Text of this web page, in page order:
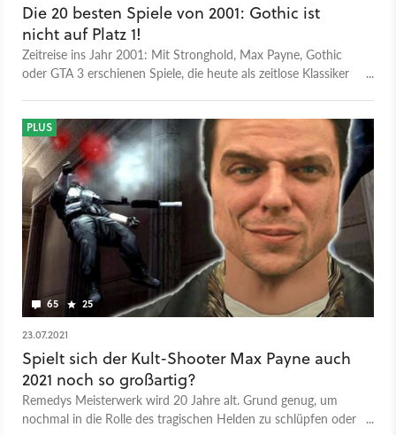
Die 20 besten Spiele von 2001: Gothic ist
nicht auf Platz 1!
Zeitreise ins Jahr 2001: Mit Stronghold, Max Payne, Gothic
oder GTA 3 erschienen Spiele, die heute als zeitlose Klassiker
65 25
PLUS
23.07.2021
Spielt sich der Kult-Shooter Max Payne auch
2021 noch so großartig?
Remedys Meisterwerk wird 20 Jahre alt. Grund genug, um
nochmal in die Rolle des tragischen Helden zu schlüpfen oder